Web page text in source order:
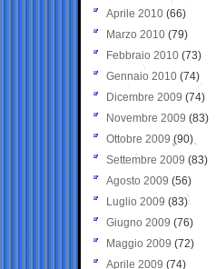
Aprile 2010 (66)
Marzo 2010 (79)
Febbraio 2010 (73)
Gennaio 2010 (74)
Dicembre 2009 (74)
Novembre 2009 (83)
Ottobre 2009 (90)
Settembre 2009 (83)
Agosto 2009 (56)
Luglio 2009 (83)
Giugno 2009 (76)
Maggio 2009 (72)
Aprile 2009 (74)